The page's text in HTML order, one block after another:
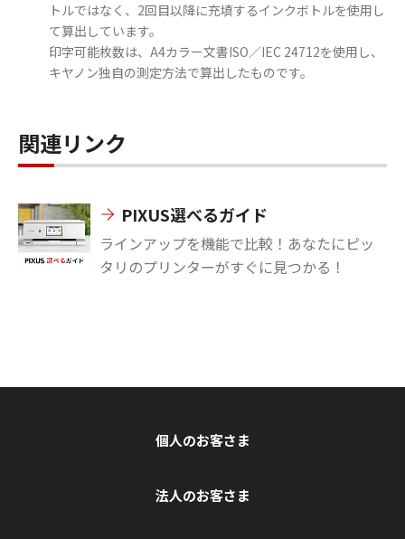
トルではなく、2回目以降に充填するインクボトルを使用し
て算出しています。
印字可能枚数は、A4カラー文書ISO／IEC 24712を使用し、
キヤノン独自の測定方法で算出したものです。
関連リンク
PIXUS選べるガイド
ラインアップを機能で比較！あなたにピッ
タリのプリンターがすぐに見つかる！
個人のお客さま
法人のお客さま